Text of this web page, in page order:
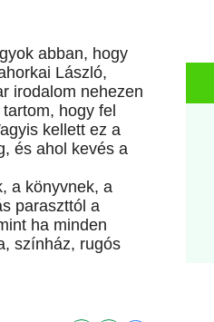
abban, hogy
László,
irodalom nehezen
hogy fel
kellett ez a
és ahol kevés a
a könyvnek, a
paraszttól a
ha minden
színház, rugós